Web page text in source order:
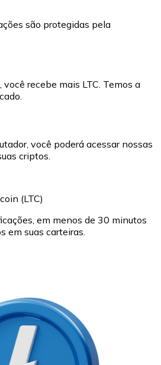
são protegidas pela
recebe mais LTC. Temos a
você poderá acessar nossas
criptos.
(LTC)
em menos de 30 minutos
em suas carteiras.